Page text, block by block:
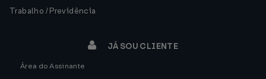
Trabalho / Previdência
JÁ SOU CLIENTE
Área do Assinante